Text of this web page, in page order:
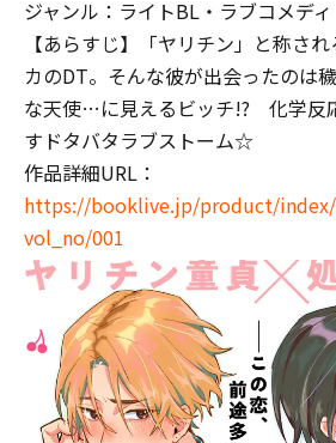
ジャンル：ライトBL・ラブコメディ
【あらすじ】「ヤリチン」と称さ
カのDT。そんな彼が出会ったのは
な天使…に見えるビッチ!? 化学反
すドタバタラブストーム☆
作品詳細URL：
https://booklive.jp/product/
vol_no/001